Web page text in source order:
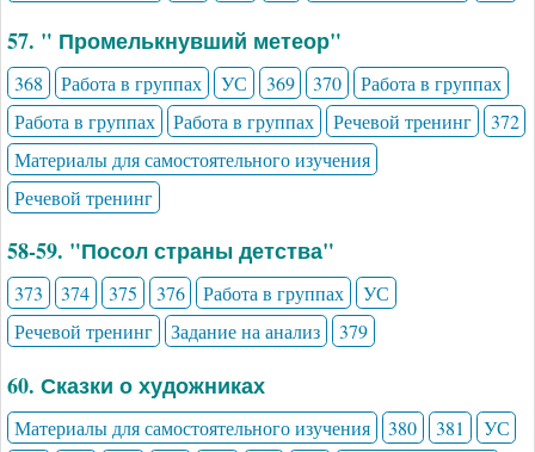
57. " Промелькнувший метеор"
368 Работа в группах УС 369 370
Работа в группах
Работа в группах
Работа в группах Речевой тренинг
372
Материалы для самостоятельного изучения
Речевой тренинг
58-59. "Посол страны детства"
373 374 375 376 Работа в группах
УС
Речевой тренинг
Задание на анализ 379
60. Сказки о художниках
Материалы для самостоятельного изучения 380 381
УС